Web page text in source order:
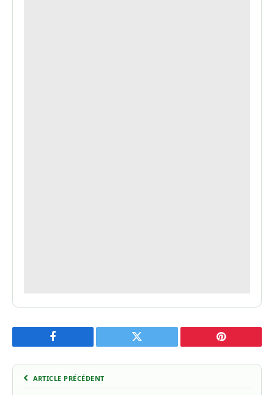
Facebook Twitter Pinterest
ARTICLE PRÉCÉDENT